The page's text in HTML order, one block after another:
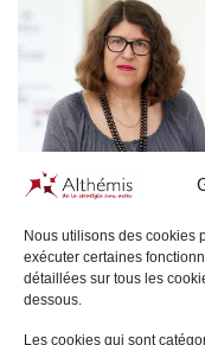
Nous utilisons des cookies
exécuter certaines
détaillées sur tous les
dessous.
Les cookies qui sont
Sophie
LE VÉSINET